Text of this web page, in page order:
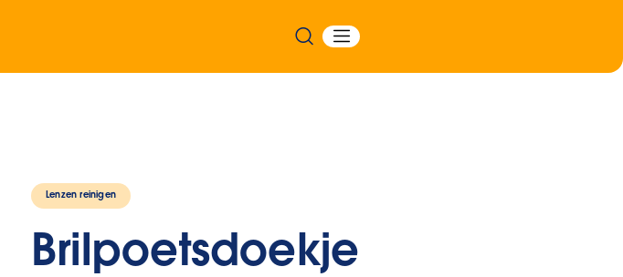
Lenzen reinigen
Brilpoetsdoekje